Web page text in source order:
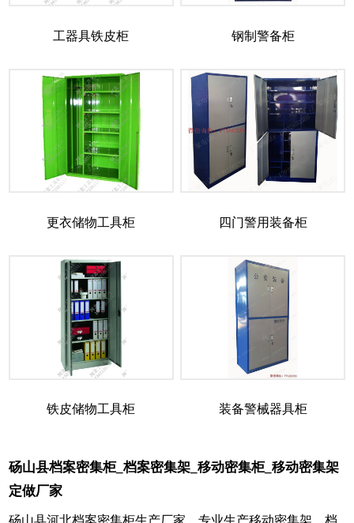
工器具铁皮柜 钢制警备柜
更衣储物工具柜 四门警用装备柜
铁皮储物工具柜 装备警械器具柜
砀山县档案密集柜_档案密集架_移动密集柜_移动密集架
定做厂家